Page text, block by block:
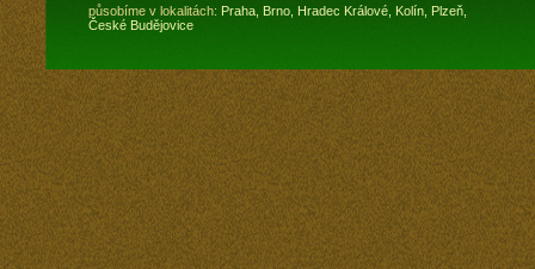
působíme v lokalitách: Praha, Brno, Hradec Králové, Kolín, Plzeň,
České Budějovice